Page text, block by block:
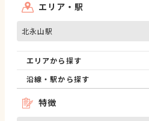
エリア・駅
北永山駅
エリアから探す
沿線・駅から探す
特徴